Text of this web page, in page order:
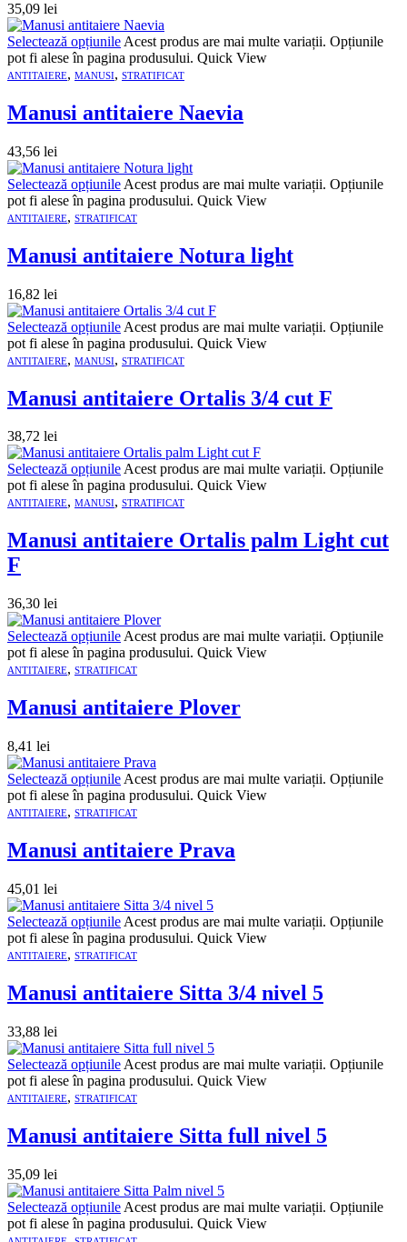
35,09 lei
Selectează opțiunile Acest produs are mai multe variații. Opțiunile
pot fi alese în pagina produsului. Quick View
ANTITAIERE, MANUSI, STRATIFICAT
Manusi antitaiere Naevia
43,56 lei
Selectează opțiunile Acest produs are mai multe variații. Opțiunile
pot fi alese în pagina produsului. Quick View
ANTITAIERE, STRATIFICAT
Manusi antitaiere Notura light
16,82 lei
Selectează opțiunile Acest produs are mai multe variații. Opțiunile
pot fi alese în pagina produsului. Quick View
ANTITAIERE, MANUSI, STRATIFICAT
Manusi antitaiere Ortalis 3/4 cut F
38,72 lei
Selectează opțiunileAcest produs are mai multe variații. Opțiunile
pot fi alese în pagina produsului. Quick View
ANTITAIERE, MANUSI, STRATIFICAT
Manusi antitaiere Ortalis palm Light cut
F
36,30 lei
Selectează opțiunile Acest produs are mai multe variații. Opțiunile
pot fi alese în pagina produsului. Quick View
ANTITAIERE, STRATIFICAT
Manusi antitaiere Plover
8,41 lei
Selectează opțiunile Acest produs are mai multe variații. Opțiunile
pot fi alese în pagina produsului. Quick View
ANTITAIERE, STRATIFICAT
Manusi antitaiere Prava
45,01 lei
Selectează opțiunile Acest produs are mai multe variații. Opțiunile
pot fi alese în pagina produsului. Quick View
ANTITAIERE, STRATIFICAT
Manusi antitaiere Sitta 3/4 nivel 5
33,88 lei
Selectează opțiunile Acest produs are mai multe variații. Opțiunile
pot fi alese în pagina produsului. Quick View
ANTITAIERE, STRATIFICAT
Manusi antitaiere Sitta full nivel 5
35,09 lei
Selectează opțiunile Acest produs are mai multe variații. Opțiunile
pot fi alese în pagina produsului. Quick View